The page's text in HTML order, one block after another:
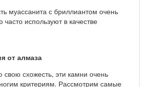
муассанита с бриллиантом очень
часто используют в качестве
от алмаза
схожесть, эти камни очень
критериям. Рассмотрим самые